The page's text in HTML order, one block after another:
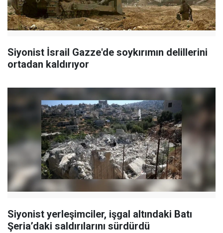
Siyonist İsrail Gazze'de soykırımın delillerini
ortadan kaldırıyor
Siyonist yerleşimciler, işgal altındaki Batı
Şeria’daki saldırılarını sürdürdü